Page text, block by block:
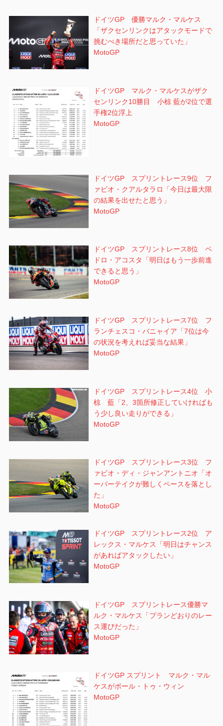
ドイツGP 優勝マルク・マルケス
「ザクセンリンクはアタックモードで
挑むべき場所だと思っていた」
MotoGP
ドイツGP マルク・マルケスがザク
センリンク10勝目 小椋 藍が2位で選
手権2位浮上
MotoGP
ドイツGP スプリントレース9位 フ
ァビオ・クアルタラロ「今日は最大限
の結果を出せたと思う」
MotoGP
ドイツGP スプリントレース8位 ペ
ドロ・アコスタ「明日はもう一歩前進
できると思う」
MotoGP
ドイツGP スプリントレース7位 フ
ランチェスコ・バニャイア「7位は今
の状況を考えれば妥当な結果」
MotoGP
ドイツGP スプリントレース4位 小
椋 藍「2、3箇所修正していければも
う少し良い走りができる」
MotoGP
ドイツGP スプリントレース3位 フ
ァビオ・ディ・ジャンアントニオ「オ
ーバーテイクが難しくペースを落とし
た」
MotoGP
ドイツGP スプリントレース2位 ア
レックス・マルケス「明日はチャンス
があればアタックしたい」
MotoGP
ドイツGP スプリントレース優勝マ
ルク・マルケス「プランどおりのレー
ス運びだった」
MotoGP
ドイツGP スプリント マルク・マル
ケスがポール・トゥ・ウィン
MotoGP